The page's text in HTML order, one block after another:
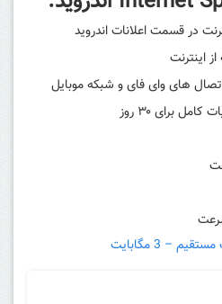
در قسمت اعلانات اندروید
اینترنت
اتصال های وای فای و شبکه موبایل
برای ۳۰ روز
– 3 مگابایت